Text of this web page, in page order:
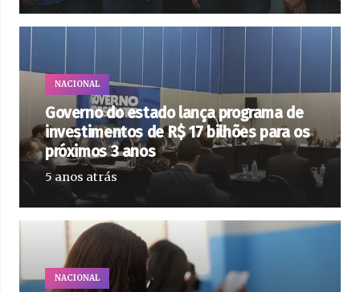
NACIONAL
Governo do estado lança programa de
investimentos de R$ 17 bilhões para os
próximos 3 anos
5 anos atrás
NACIONAL